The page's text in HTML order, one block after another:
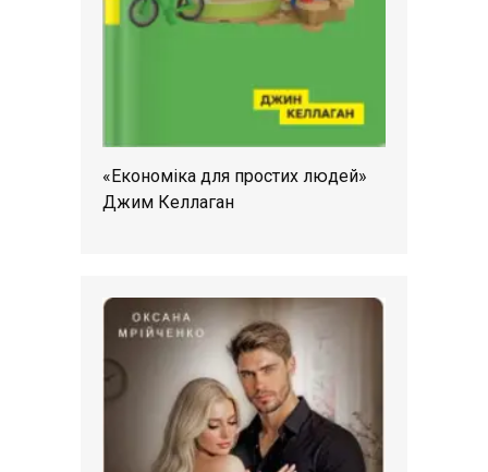
«Економіка для простих людей»
Джим Келлаган